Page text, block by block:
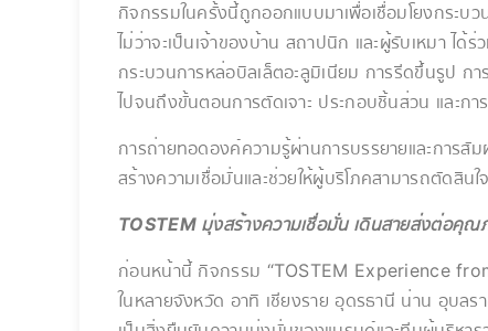
กิจกรรมในครั้งนี้ถูกออกแบบมาเพื่อเชื่อมโยงกระบว
ไม่ว่าจะเป็นเจ้าของบ้าน สถาปนิก และผู้รับเหมา ไ
กระบวนการหล่อบิลเล็ตอะลูมิเนียม การรีดขึ้นรูป กา
ไปจนถึงขั้นตอนการตัดเจาะ ประกอบชิ้นส่วน และก
การถ่ายทอดองค์ความรู้ผ่านการบรรยายและการ
สร้างความเชื่อมั่นและช่วยให้ผู้บริโภคสามารถตัดสิน
TOSTEM มุ่งสร้างความเชื่อมั่น เดินสายส่งต่อคุ
ก่อนหน้านี้ กิจกรรม “TOSTEM Experience
ในหลายจังหวัด อาทิ เชียงราย อุดรธานี น่าน อุบล